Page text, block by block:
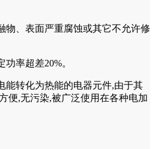
、表面严重腐蚀或其它不允许修
率超差20%。
转化为热能的电器元件,由于其
便,无污染,被广泛使用在各种电加